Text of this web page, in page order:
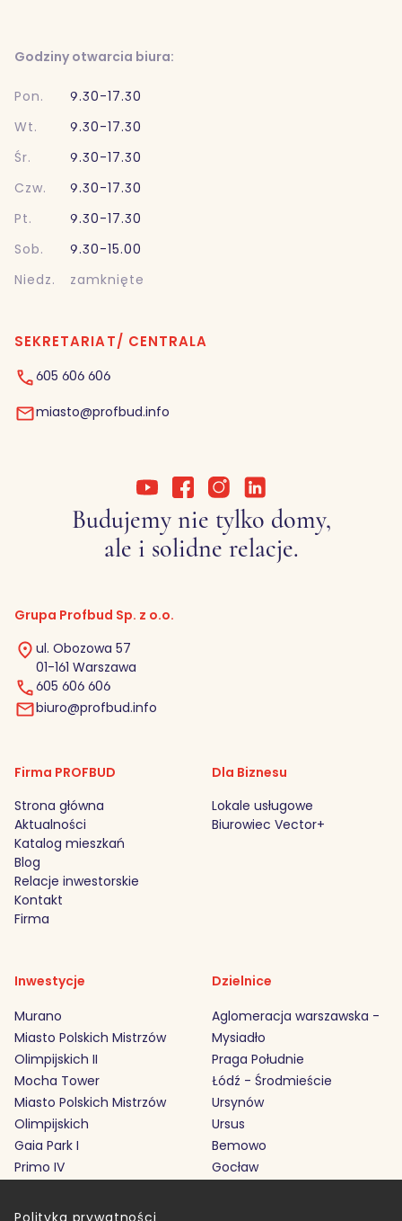
Godziny otwarcia biura:
Pon.
9.30-17.30
Wt.
9.30-17.30
Śr.
9.30-17.30
Czw.
9.30-17.30
Pt.
9.30-17.30
Sob.
9.30-15.00
Niedz.
zamknięte
SEKRETARIAT/ CENTRALA
605 606 606
miasto@profbud.info
Budujemy nie tylko domy,
ale i solidne relacje.
Grupa Profbud Sp. z o.o.
ul. Obozowa 57
01-161 Warszawa
605 606 606
biuro@profbud.info
Firma PROFBUD
Strona główna
Aktualności
Katalog mieszkań
Blog
Relacje inwestorskie
Kontakt
Firma
Dla Biznesu
Lokale usługowe
Biurowiec Vector+
Inwestycje
Murano
Miasto Polskich Mistrzów
Olimpijskich II
Mocha Tower
Miasto Polskich Mistrzów
Olimpijskich
Gaia Park I
Primo IV
Dzielnice
Aglomeracja warszawska -
Mysiadło
Praga Południe
Łódź - Środmieście
Ursynów
Ursus
Bemowo
Gocław